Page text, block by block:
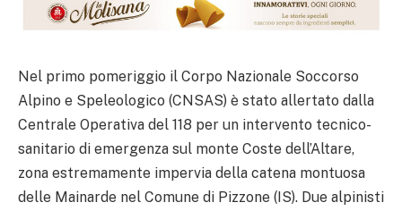
Nel primo pomeriggio il Corpo Nazionale Soccorso
Alpino e Speleologico (CNSAS) è stato allertato dalla
Centrale Operativa del 118 per un intervento tecnico-
sanitario di emergenza sul monte Coste dell’Altare,
zona estremamente impervia della catena montuosa
delle Mainarde nel Comune di Pizzone (IS). Due alpinisti